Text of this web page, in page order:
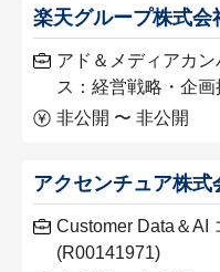
楽天グループ株式会
アド＆メディアカ
ス：経営戦略・企
非公開 〜 非公開
アクセンチュア株式
Customer Data＆AI
(R00141971)